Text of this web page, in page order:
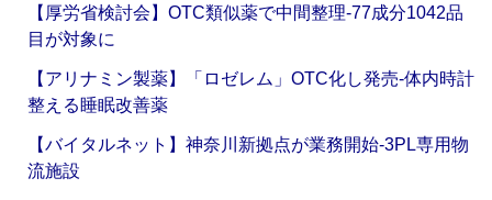
【厚労省検討会】OTC類似薬で中間整理‐77成分1042品
目が対象に
【アリナミン製薬】「ロゼレム」OTC化し発売‐体内時計
整える睡眠改善薬
【バイタルネット】神奈川新拠点が業務開始‐3PL専用物
流施設